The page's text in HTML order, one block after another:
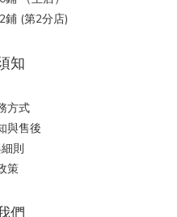
鋪 (第2分店)
知
方式
與售後
則
策